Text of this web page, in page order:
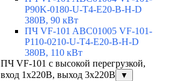
P90K-0180-U-T4-E20-B-H-D
380В, 90 кВт
ПЧ VF-101 ABC01005 VF-101-
P110-0210-U-T4-E20-B-H-D
380В, 110 кВт
ПЧ VF-101 с высокой перегрузкой,
вход 1х220В, выход 3х220В
▼